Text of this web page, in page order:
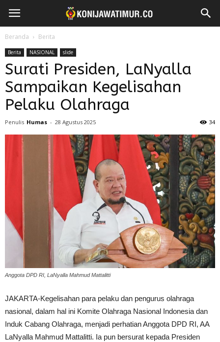
Beranda Berita
Berita NASIONAL slide
Surati Presiden, LaNyalla
Sampaikan Kegelisahan
Pelaku Olahraga
Penulis Humas - 28 Agustus 2025 34
Anggota DPD RI, LaNyalla Mahmud Mattalitti
JAKARTA-Kegelisahan para pelaku dan pengurus olahraga
nasional, dalam hal ini Komite Olahraga Nasional Indonesia dan
Induk Cabang Olahraga, menjadi perhatian Anggota DPD RI, AA
LaNyalla Mahmud Mattalitti. Ia pun bersurat kepada Presiden